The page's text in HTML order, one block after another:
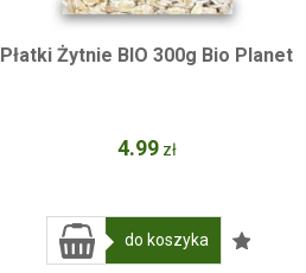
Płatki Żytnie BIO 300g Bio Planet
4.99 zł
do koszyka